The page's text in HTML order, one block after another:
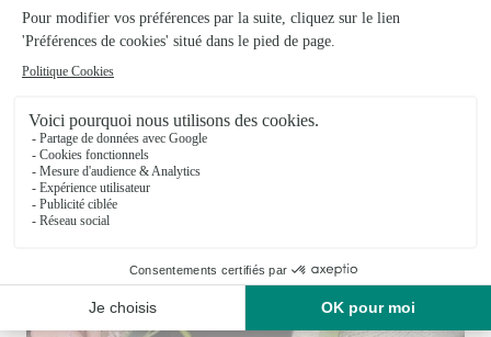
A la Rose des Flandres
Aix Noulette
★★★★★4.5 (53)
7 place Saint Germain
Voir la boutique